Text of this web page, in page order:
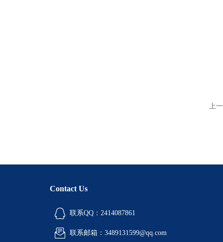
上
Contact Us
联系QQ：2414087861
联系邮箱：3489131599@qq.com